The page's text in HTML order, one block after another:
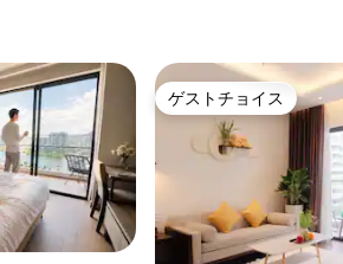
ゲストチョイス
ゲストチョイス